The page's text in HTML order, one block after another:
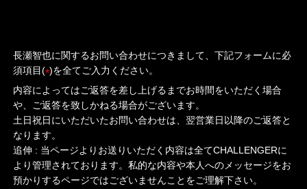
長瀬智也に関するお問い合わせにつきまして、下記フォームに必
須項目(*)を全てご入力ください。
内容によってはご返答を差し上げるまでお時間をいただく場合
や、ご返答を致しかねる場合がございます。
土日祝日にいただいたお問い合わせは、翌営業日以降のご返答と
なります。
追伸 : 当ページよりお送りいただく内容は全てCHALLENGERに
より管理されております。私的な内容や本人へのメッセージをお
預かりするページではございませんことをご理解下さい。